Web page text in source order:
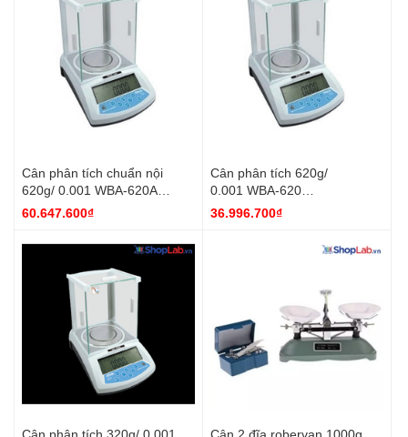
Cân phân tích chuẩn nội
620g/ 0.001 WBA-620A
DH.WBA0620A DaiHan
60.647.600₫
Cân phân tích 620g/
0.001 WBA-620
DH.WBA0620 DaiHan
36.996.700₫
Cân phân tích 320g/ 0.001
Cân 2 đĩa robervan 1000g